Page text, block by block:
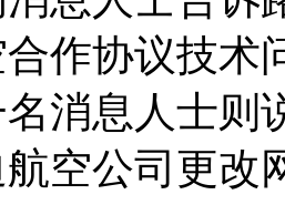
作协议技术
消息人士则
空公司更改